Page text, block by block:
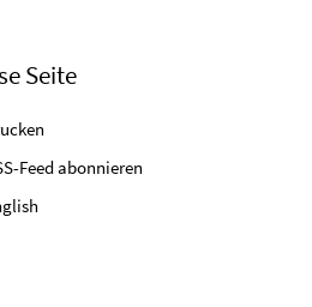
Seite
Feed abonnieren